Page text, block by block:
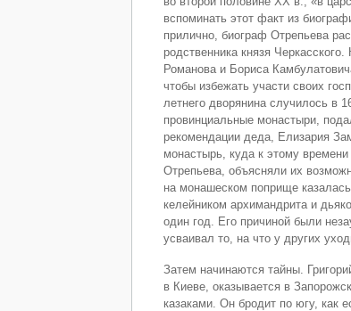
вспоминать этот факт из
прилично, биограф Отрепьева
родственника князя
Романова и Бориса
чтобы избежать участи своих
летнего дворянина случилось в
провинциальные монастыри,
рекомендации деда, Елизария
монастырь, куда к этому
Отрепьева, объясняли их
на монашеском поприще
келейником архимандрита и
один год. Его причиной были
усваивал то, на что у других
Затем начинаются тайны.
в Киеве, оказывается в
казаками. Он бродит по югу, как